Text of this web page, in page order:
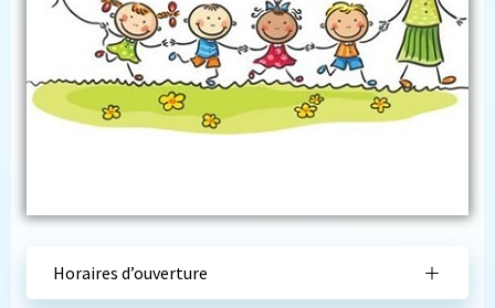
Horaires d’ouverture